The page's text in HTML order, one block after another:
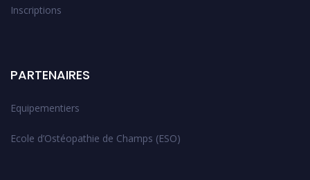
Inscriptions
PARTENAIRES
Equipementiers
Ecole d’Ostéopathie de Champs (ESO)